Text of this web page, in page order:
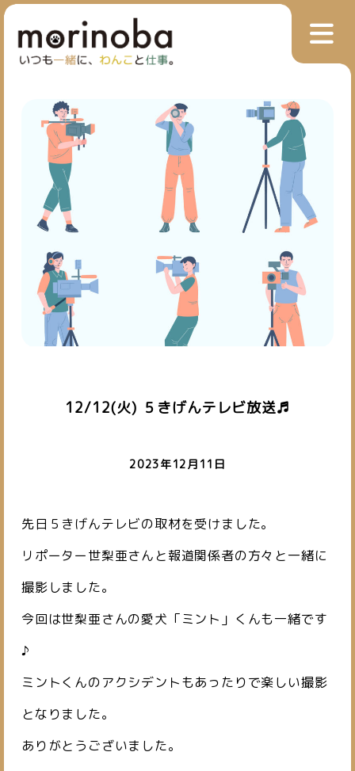
12/12(火) ５きげんテレビ放送♬
2023年12月11日
先日５きげんテレビの取材を受けました。
リポーター世梨亜さんと報道関係者の方々と一緒に
撮影しました。
今回は世梨亜さんの愛犬「ミント」くんも一緒です
♪
ミントくんのアクシデントもあったりで楽しい撮影
となりました。
ありがとうございました。